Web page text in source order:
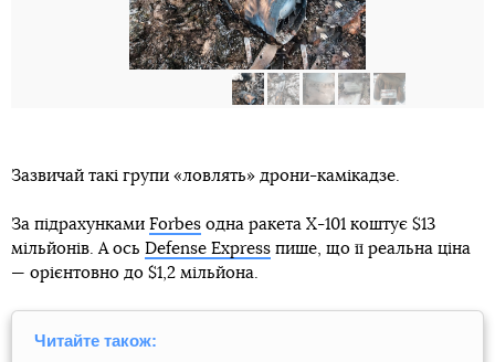
Зазвичай такі групи «ловлять» дрони-камікадзе.
За підрахунками Forbes одна ракета Х-101 коштує $13
мільйонів. А ось Defense Express пише, що її реальна ціна
— орієнтовно до $1,2 мільйона.
Читайте також: